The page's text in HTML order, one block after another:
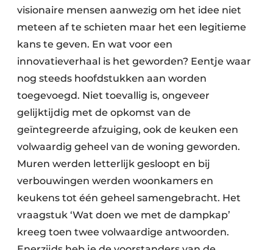
visionaire mensen aanwezig om het idee niet
meteen af te schieten maar het een legitieme
kans te geven. En wat voor een
innovatieverhaal is het geworden? Eentje waar
nog steeds hoofdstukken aan worden
toegevoegd. Niet toevallig is, ongeveer
gelijktijdig met de opkomst van de
geïntegreerde afzuiging, ook de keuken een
volwaardig geheel van de woning geworden.
Muren werden letterlijk gesloopt en bij
verbouwingen werden woonkamers en
keukens tot één geheel samengebracht. Het
vraagstuk ‘Wat doen we met de dampkap’
kreeg toen twee volwaardige antwoorden.